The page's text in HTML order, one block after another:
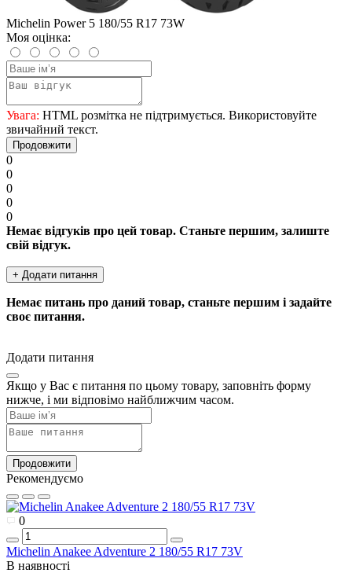
Michelin Power 5 180/55 R17 73W
Моя оцінка:
Увага: HTML розмітка не підтримується. Використовуйте
звичайний текст.
Продовжити
0
0
0
0
0
Немає відгуків про цей товар. Станьте першим, залиште
свій відгук.
+ Додати питання
Немає питань про даний товар, станьте першим і задайте
своє питання.
Додати питання
Якщо у Вас є питання по цьому товару, заповніть форму
нижче, і ми відповімо найближчим часом.
Продовжити
Рекомендуємо
0
Michelin Anakee Adventure 2 180/55 R17 73V
В наявності